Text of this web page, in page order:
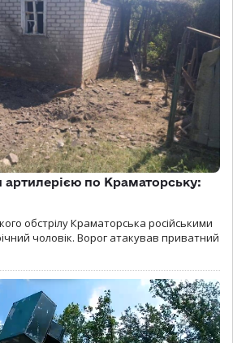
по Краматорську:
обстрілу Краматорська російськими
чоловік. Ворог атакував приватний